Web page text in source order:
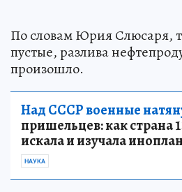
По словам Юрия Слюсаря,
пустые, разлива
произошло.
Над СССР военные
пришельцев: как страна
искала и изучала
НАУКА